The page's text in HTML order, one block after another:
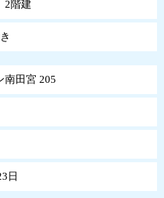
階建
南田宮 205
日